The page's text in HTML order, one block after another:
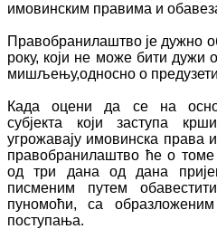
имовинским правима и
Правобранилаштво је дужно
року, који не може бити
мишљењу,односно о
Када оцени да се на
субјекта који заступа
угрожавају имовинска права
правобранилаштво ће о томе
од три дана од дана
писменим путем
пуномоћи, са
поступања.